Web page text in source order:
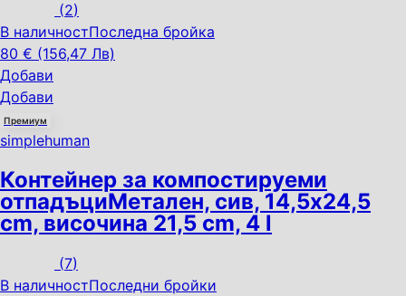
(2)
В наличностПоследна бройка
80 € (156,47 Лв)
Добави
Добави
Премиум
simplehuman
Контейнер за компостируеми
отпадъциМетален, сив, 14,5x24,5
cm, височина 21,5 cm, 4 l
(7)
В наличностПоследни бройки